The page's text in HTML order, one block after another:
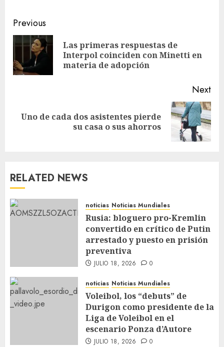
Previous
Las primeras respuestas de
Interpol coinciden con Minetti en
materia de adopción
Next
Uno de cada dos asistentes pierde
su casa o sus ahorros
RELATED NEWS
noticias Noticias Mundiales
Rusia: bloguero pro-Kremlin
convertido en crítico de Putin
arrestado y puesto en prisión
preventiva
JULIO 18, 2026 0
noticias Noticias Mundiales
Voleibol, los “debuts” de
Durigon como presidente de la
Liga de Voleibol en el
escenario Ponza d’Autore
JULIO 18, 2026 0